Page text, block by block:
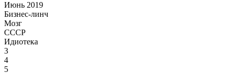
Июнь 2019
Бизнес-линч
Мозг
СССР
Идиотека
3
4
5